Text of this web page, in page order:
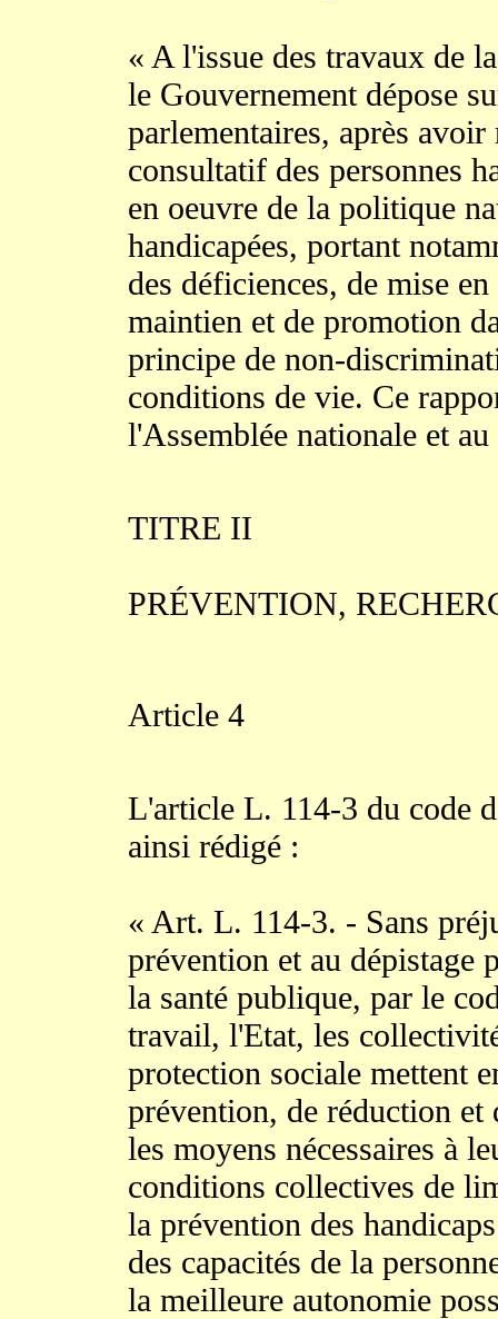
« A l'issue des travaux de
le Gouvernement dépose
parlementaires, après
consultatif des personnes
en oeuvre de la politique
handicapées, portant
des déficiences, de mise
maintien et de promotion
principe de non-
conditions de vie. Ce
l'Assemblée nationale et au
TITRE II
PRÉVENTION,
Article 4
L'article L. 114-3 du code
ainsi rédigé :
« Art. L. 114-3. - Sans
prévention et au dépistage
la santé publique, par le
travail, l'Etat, les
protection sociale mettent
prévention, de réduction et
les moyens nécessaires à
conditions collectives de
la prévention des
des capacités de la
la meilleure autonomie